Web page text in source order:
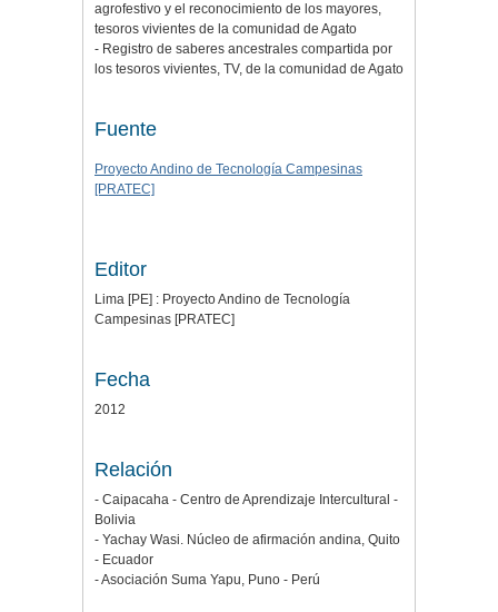
agrofestivo y el reconocimiento de los mayores,
tesoros vivientes de la comunidad de Agato
- Registro de saberes ancestrales compartida por
los tesoros vivientes, TV, de la comunidad de Agato
Fuente
Proyecto Andino de Tecnología Campesinas
[PRATEC]
Editor
Lima [PE] : Proyecto Andino de Tecnología
Campesinas [PRATEC]
Fecha
2012
Relación
- Caipacaha - Centro de Aprendizaje Intercultural -
Bolivia
- Yachay Wasi. Núcleo de afirmación andina, Quito
- Ecuador
- Asociación Suma Yapu, Puno - Perú